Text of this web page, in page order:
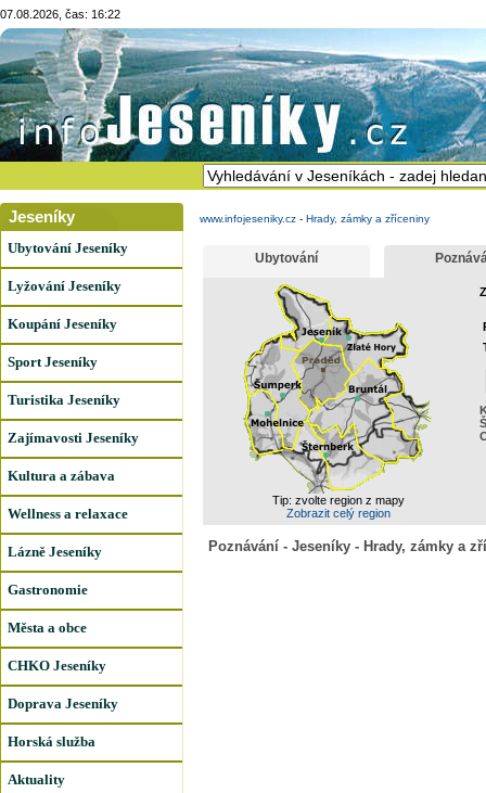
07.08.2026, čas: 16:22
Jeseníky
Ubytování Jeseníky
Lyžování Jeseníky
Koupání Jeseníky
Sport Jeseníky
Turistika Jeseníky
Zajímavosti Jeseníky
Kultura a zábava
Wellness a relaxace
Lázně Jeseníky
Gastronomie
Města a obce
CHKO Jeseníky
Doprava Jeseníky
Horská služba
Aktuality
www.infojeseniky.cz - Hrady, zámky a zříceniny
Ubytování
Tip: zvolte region z mapy
Zobrazit celý region
Poznávání - Jeseníky - Hrady, zámky a